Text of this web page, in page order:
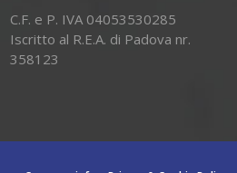
C.F. e P. IVA 04053530285
Iscritto al R.E.A. di Padova nr.
358123